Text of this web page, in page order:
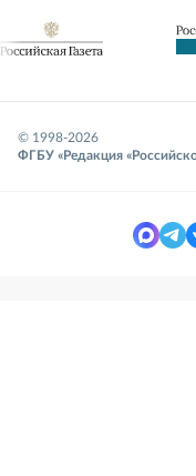
© 1998-2026
ФГБУ «Редакция